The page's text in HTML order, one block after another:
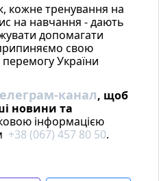
Rolland -
кожне тренування на
на навчання - дають
допомагати
свою
України
канал, щоб
новини та
інформацією
+38 (067) 457 80 50.